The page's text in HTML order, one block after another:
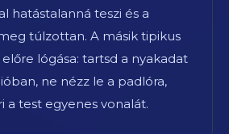
hatástalanná teszi és a
túlzottan. A másik tipikus
lógása: tartsd a nyakadat
ne nézz le a padlóra,
a test egyenes vonalát.